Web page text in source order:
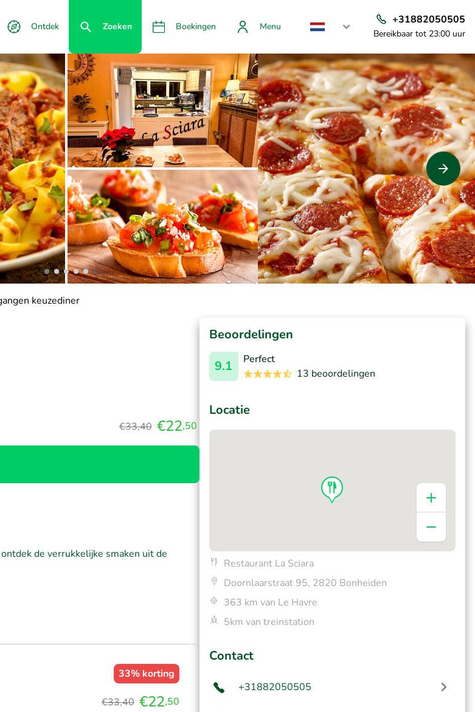
Ontdek Zoeken Boekingen Menu
+31882050505
Bereikbaar tot 23:00 uur
keuzediner
€33,40 €22,50
de verrukkelijke smaken uit de
33% korting
€33,40 €22,50
Beoordelingen
9.1
Perfect
13 beoordelingen
Locatie
Restaurant La Sciara
Doornlaarstraat 95, 2820 Bonheiden
363 km van Le Havre
5km van treinstation
Contact
+31882050505